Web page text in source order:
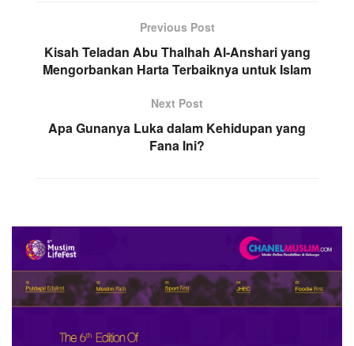
Previous Post
Kisah Teladan Abu Thalhah Al-Anshari yang
Mengorbankan Harta Terbaiknya untuk Islam
Next Post
Apa Gunanya Luka dalam Kehidupan yang
Fana Ini?